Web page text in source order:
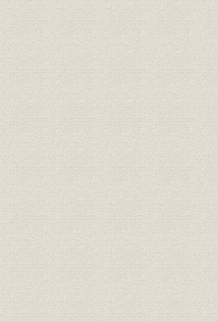
通信;災害 戦災局別加入電話復旧状況 昭和22年
電話;災害 戦災電話復旧状況 昭和23年
電話;施設
全国主要局における重要加入者
回線の障害状況(昭和21年4・
5・6月1ヵ月平均)
昭和21年
消費者;サービス 電話に対する公衆の声(全国) 昭和21年